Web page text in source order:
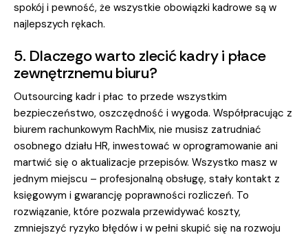
spokój i pewność, że wszystkie obowiązki kadrowe są w
najlepszych rękach.
5. Dlaczego warto zlecić kadry i płace
zewnętrznemu biuru?
Outsourcing kadr i płac to przede wszystkim
bezpieczeństwo, oszczędność i wygoda. Współpracując z
biurem rachunkowym RachMix, nie musisz zatrudniać
osobnego działu HR, inwestować w oprogramowanie ani
martwić się o aktualizacje przepisów. Wszystko masz w
jednym miejscu – profesjonalną obsługę, stały kontakt z
księgowym i gwarancję poprawności rozliczeń. To
rozwiązanie, które pozwala przewidywać koszty,
zmniejszyć ryzyko błędów i w pełni skupić się na rozwoju